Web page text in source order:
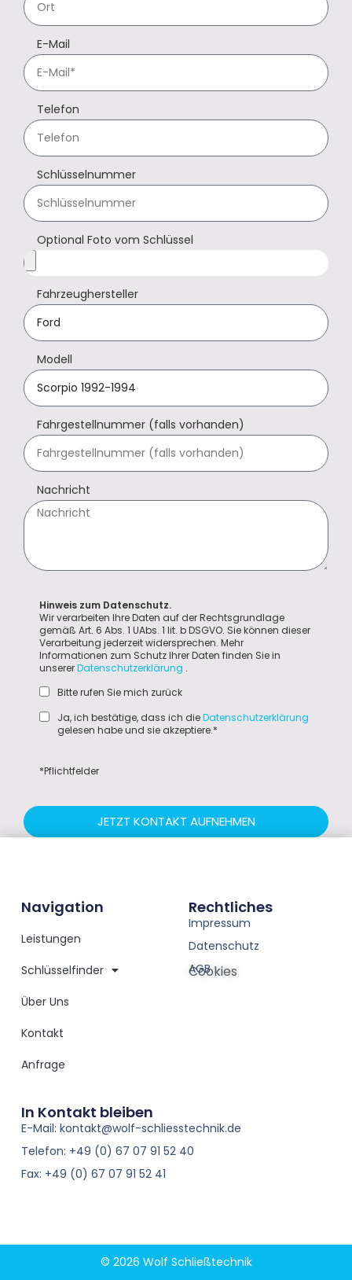
E-Mail
Telefon
Schlüsselnummer
Optional Foto vom Schlüssel
Fahrzeughersteller
Modell
Fahrgestellnummer (falls vorhanden)
Nachricht
Hinweis zum Datenschutz.
Wir verarbeiten Ihre Daten auf der Rechtsgrundlage
gemäß Art. 6 Abs. 1 UAbs. 1 lit. b DSGVO. Sie können dieser
Verarbeitung jederzeit widersprechen. Mehr
Informationen zum Schutz Ihrer Daten finden Sie in
unsererDatenschutzerklärung .
Bitte rufen Sie mich zurück
Ja, ich bestätige, dass ich dieDatenschutzerklärung
gelesen habe und sie akzeptiere.*
*Pflichtfelder
JETZT KONTAKT AUFNEHMEN
In Kontakt bleiben
E-Mail: kontakt@wolf-schliesstechnik.de
Telefon: +49 (0) 67 07 91 52 40
Fax: +49 (0) 67 07 91 52 41
Navigation
Leistungen
Schlüsselfinder
Über Uns
Kontakt
Anfrage
Rechtliches
Impressum
Datenschutz
AGB
Cookies
© 2026 Wolf Schließtechnik